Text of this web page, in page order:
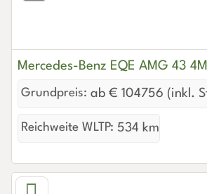
Mercedes-Benz EQE AMG 43
Grundpreis: ab € 104756 (inkl.
Reichweite WLTP: 534 km